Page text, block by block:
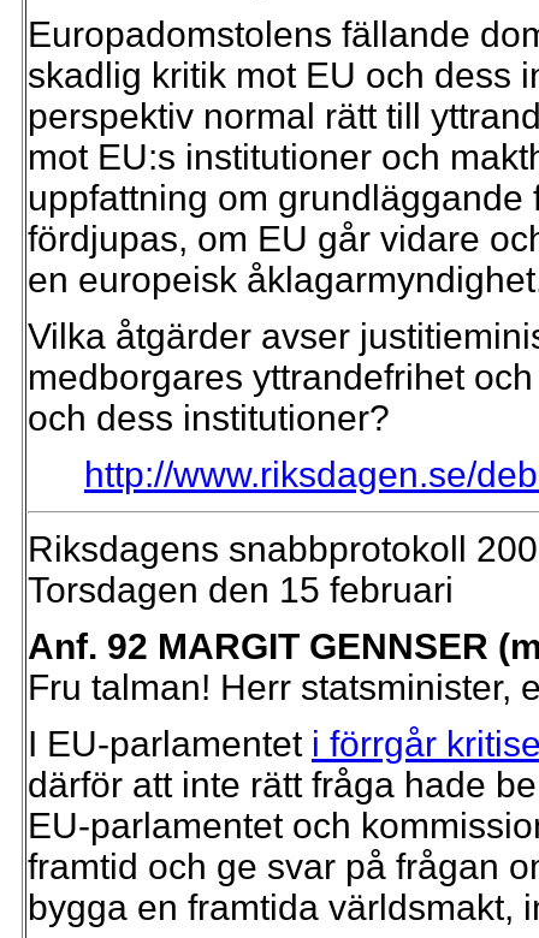
Europadomstolens fällande
skadlig kritik mot EU och dess
perspektiv normal rätt till
mot EU:s institutioner och
uppfattning om
fördjupas, om EU går vidare
en europeisk
Vilka åtgärder avser
medborgares yttrandefrihet
och dess institutioner?
http://www.riksdagen.se/
Riksdagens snabbprotokoll
Torsdagen den 15 februari
Anf. 92 MARGIT GENNSER
Fru talman! Herr statsminister,
I EU-parlamentet i förrgår
därför att inte rätt fråga hade
EU-parlamentet och
framtid och ge svar på frågan
bygga en framtida världsmakt,